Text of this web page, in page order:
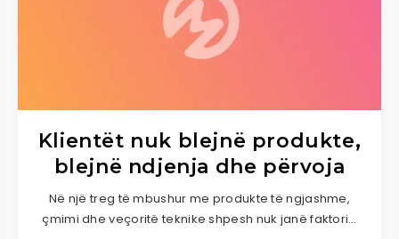
Klientët nuk blejnë produkte,
blejnë ndjenja dhe përvoja
Në një treg të mbushur me produkte të ngjashme,
çmimi dhe veçoritë teknike shpesh nuk janë faktori…